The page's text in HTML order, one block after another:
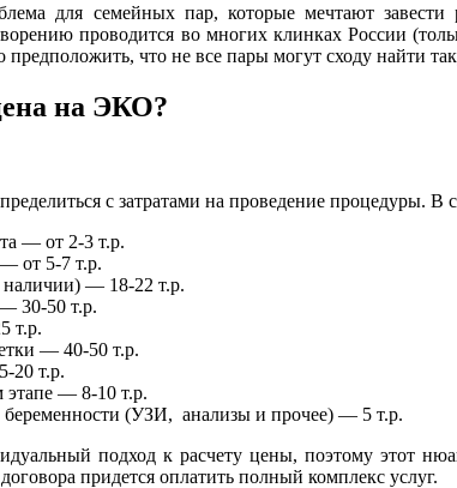
для семейных пар, которые мечтают
проводится во многих клинках России
что не все пары могут сходу найти
на ЭКО?
с затратами на проведение процедуры.
— от 2-3 т.р.
от 5-7 т.р.
— 18-22 т.р.
30-50 т.р.
т.р.
— 40-50 т.р.
20 т.р.
этапе — 8-10 т.р.
беременности (УЗИ, анализы и прочее) — 5 т.р.
подход к расчету цены, поэтому этот
придется оплатить полный комплекс услуг.